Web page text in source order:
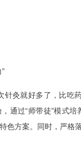
针灸就好多了，比吃
通过“师带徒”模式
色方案。同时，严格